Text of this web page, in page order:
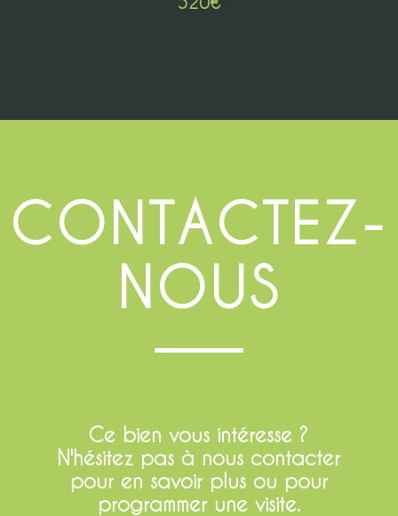
CONTACTEZ-
NOUS
Ce bien vous intéresse ?
N'hésitez pas à nous contacter
pour en savoir plus ou pour
programmer une visite.